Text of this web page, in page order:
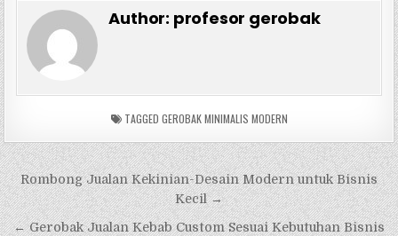
Author: profesor gerobak
TAGGED GEROBAK MINIMALIS MODERN
Navigasi
pos
Rombong Jualan Kekinian-Desain Modern untuk Bisnis
Kecil →
← Gerobak Jualan Kebab Custom Sesuai Kebutuhan Bisnis